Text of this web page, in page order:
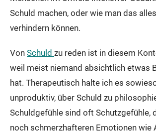
Schuld machen, oder wie man das
verhindern können.
Von Schuld zu reden ist in diesem
weil meist niemand absichtlich etwas
hat. Therapeutisch halte ich es
unproduktiv, über Schuld zu
Schuldgefühle sind oft Schutzgefühle,
noch schmerzhafteren Emotionen wie